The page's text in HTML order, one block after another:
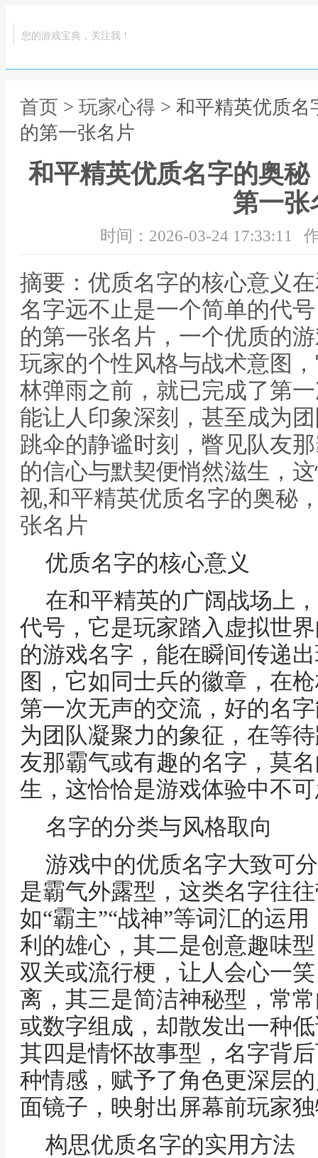
您的游戏宝典，关注我！
首页 > 玩家心得 > 和平精英优质
的第一张名片
和平精英优质名字的奥
第一张
时间：2026-03-24 17:33:11
摘要：优质名字的核心意义
名字远不止是一个简单的代
的第一张名片，一个优质的
玩家的个性风格与战术意图
林弹雨之前，就已完成了第
能让人印象深刻，甚至成为
跳伞的静谧时刻，瞥见队友
的信心与默契便悄然滋生，
视,和平精英优质名字的奥秘
张名片
优质名字的核心意义
在和平精英的广阔战场上
代号，它是玩家踏入虚拟世
的游戏名字，能在瞬间传递
图，它如同士兵的徽章，在
第一次无声的交流，好的名
为团队凝聚力的象征，在等
友那霸气或有趣的名字，莫
生，这恰恰是游戏体验中不
名字的分类与风格取向
游戏中的优质名字大致可
是霸气外露型，这类名字往
如“霸主”“战神”等词汇的运
利的雄心，其二是创意趣味
双关或流行梗，让人会心一
离，其三是简洁神秘型，常
或数字组成，却散发出一种
其四是情怀故事型，名字背
种情感，赋予了角色更深层
面镜子，映射出屏幕前玩家
构思优质名字的实用方法